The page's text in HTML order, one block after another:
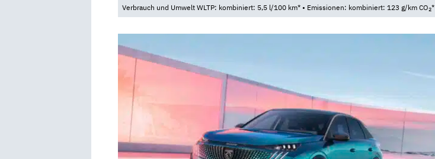
Verbrauch und Umwelt WLTP: kombiniert: 5,5 l/100 km* • Emissionen: kombiniert: 123 g/km CO2*